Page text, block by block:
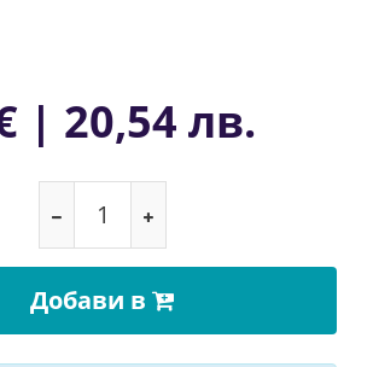
| 20,54 лв.
Добави в